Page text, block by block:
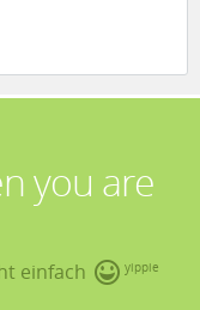
you are
einfach yippie